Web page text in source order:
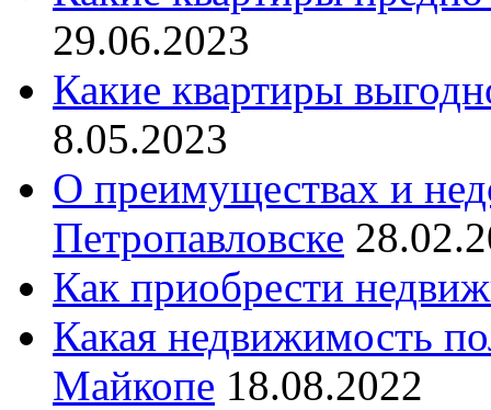
29.06.2023
Какие квартиры
8.05.2023
О преимуществах и
Петропавловске
Как приобрести
Какая недвижимость
Майкопе 18.08.2022